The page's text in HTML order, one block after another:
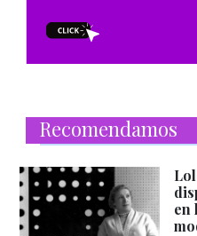
Recomendamos
en